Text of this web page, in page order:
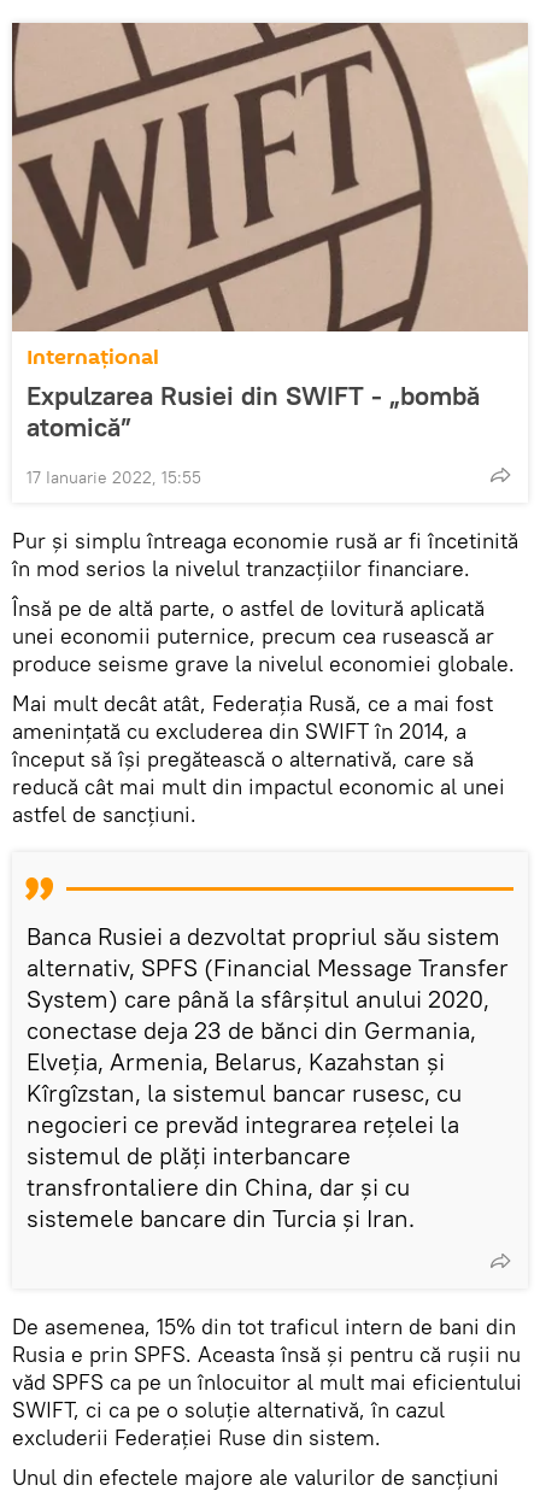
Internaţional
Expulzarea Rusiei din SWIFT - „bombă
atomică”
17 Ianuarie 2022, 15:55
Pur și simplu întreaga economie rusă ar fi încetinită
în mod serios la nivelul tranzacțiilor financiare.
Însă pe de altă parte, o astfel de lovitură aplicată
unei economii puternice, precum cea rusească ar
produce seisme grave la nivelul economiei globale.
Mai mult decât atât, Federația Rusă, ce a mai fost
amenințată cu excluderea din SWIFT în 2014, a
început să își pregătească o alternativă, care să
reducă cât mai mult din impactul economic al unei
astfel de sancțiuni.
Banca Rusiei a dezvoltat propriul său sistem
alternativ, SPFS (Financial Message Transfer
System) care până la sfârșitul anului 2020,
conectase deja 23 de bănci din Germania,
Elveția, Armenia, Belarus, Kazahstan și
Kîrgîzstan, la sistemul bancar rusesc, cu
negocieri ce prevăd integrarea rețelei la
sistemul de plăți interbancare
transfrontaliere din China, dar și cu
sistemele bancare din Turcia și Iran.
De asemenea, 15% din tot traficul intern de bani din
Rusia e prin SPFS. Aceasta însă și pentru că rușii nu
văd SPFS ca pe un înlocuitor al mult mai eficientului
SWIFT, ci ca pe o soluție alternativă, în cazul
excluderii Federației Ruse din sistem.
Unul din efectele majore ale valurilor de sancțiuni